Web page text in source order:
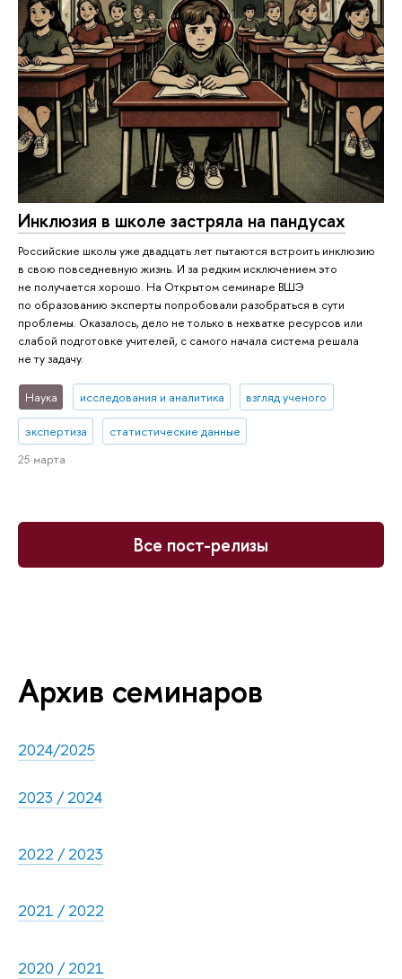
Инклюзия в школе застряла на пандусах
Российские школы уже двадцать лет пытаются встроить инклюзию
в свою повседневную жизнь. И за редким исключением это
не получается хорошо. На Открытом семинаре ВШЭ
по образованию эксперты попробовали разобраться в сути
проблемы. Оказалось, дело не только в нехватке ресурсов или
слабой подготовке учителей, с самого начала система решала
не ту задачу.
Наука исследования и аналитика взгляд ученого
экспертиза
статистические данные
25 марта
Все пост-релизы
Архив семинаров
2024/2025
2023 / 2024
2022 / 2023
2021 / 2022
2020 / 2021